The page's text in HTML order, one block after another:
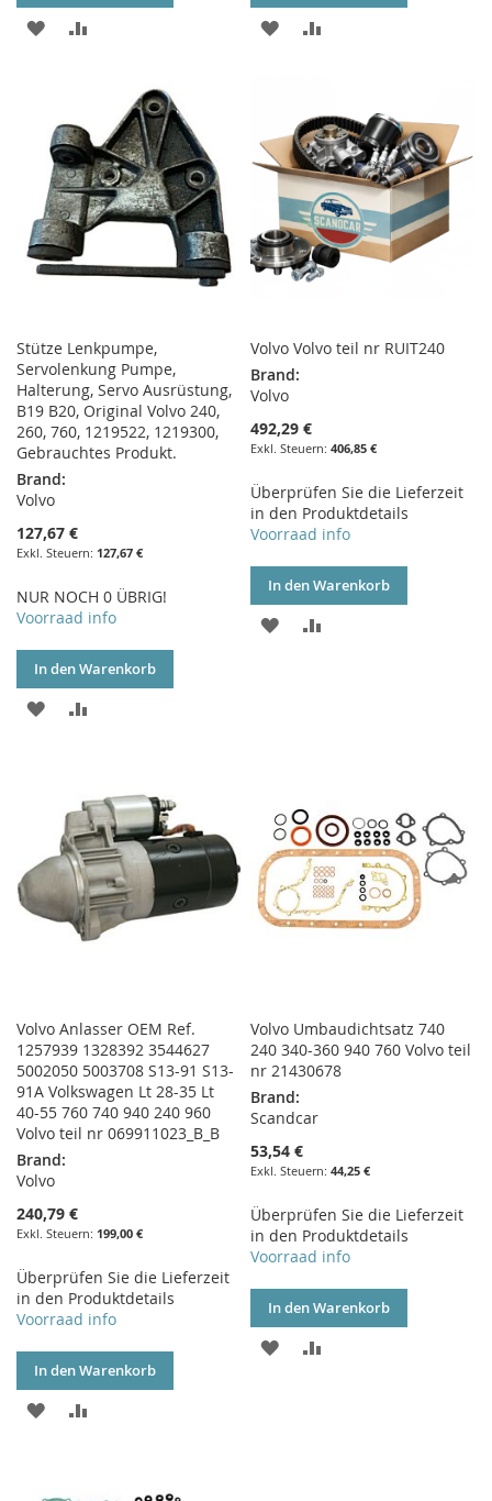
ZUR
HINZUFÜGEN
HINZUFÜGEN
ZUR
Stütze Lenkpumpe,
Servolenkung Pumpe,
Halterung, Servo Ausrüstung,
B19 B20, Original Volvo 240,
260, 760, 1219522, 1219300,
Gebrauchtes Produkt.
Brand:
Volvo
127,67 €
127,67 €
NUR NOCH 0 ÜBRIG!
Voorraad info
In den Warenkorb
ZUR
Volvo Volvo teil nr RUIT240
Brand:
Volvo
492,29 €
406,85 €
Überprüfen Sie die Lieferzeit
in den Produktdetails
Voorraad info
In den Warenkorb
ZUR
Volvo Anlasser OEM Ref.
1257939 1328392 3544627
5002050 5003708 S13-91 S13-
91A Volkswagen Lt 28-35 Lt
40-55 760 740 940 240 960
Volvo teil nr 069911023_B_B
Brand:
Volvo
240,79 €
199,00 €
Überprüfen Sie die Lieferzeit
in den Produktdetails
Voorraad info
In den Warenkorb
ZUR
Volvo Umbaudichtsatz 740
240 340-360 940 760 Volvo teil
nr 21430678
Brand:
Scandcar
53,54 €
44,25 €
Überprüfen Sie die Lieferzeit
in den Produktdetails
Voorraad info
In den Warenkorb
ZUR